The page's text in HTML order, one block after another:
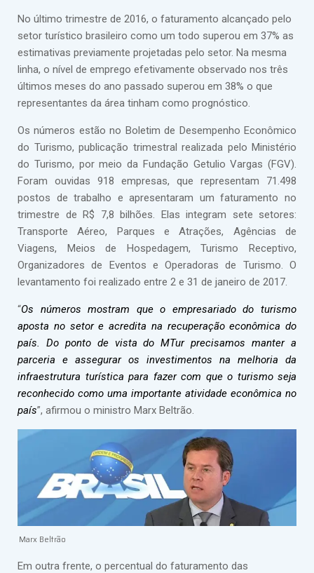
No último trimestre de 2016, o faturamento alcançado pelo
setor turístico brasileiro como um todo superou em 37% as
estimativas previamente projetadas pelo setor. Na mesma
linha, o nível de emprego efetivamente observado nos três
últimos meses do ano passado superou em 38% o que
representantes da área tinham como prognóstico.
Os números estão no Boletim de Desempenho Econômico
do Turismo, publicação trimestral realizada pelo Ministério
do Turismo, por meio da Fundação Getulio Vargas (FGV).
Foram ouvidas 918 empresas, que representam 71.498
postos de trabalho e apresentaram um faturamento no
trimestre de R$ 7,8 bilhões. Elas integram sete setores:
Transporte Aéreo, Parques e Atrações, Agências de
Viagens, Meios de Hospedagem, Turismo Receptivo,
Organizadores de Eventos e Operadoras de Turismo. O
levantamento foi realizado entre 2 e 31 de janeiro de 2017.
“Os números mostram que o empresariado do turismo
aposta no setor e acredita na recuperação econômica do
país. Do ponto de vista do MTur precisamos manter a
parceria e assegurar os investimentos na melhoria da
infraestrutura turística para fazer com que o turismo seja
reconhecido como uma importante atividade econômica no
país”, afirmou o ministro Marx Beltrão.
Marx Beltrão
Em outra frente, o percentual do faturamento das